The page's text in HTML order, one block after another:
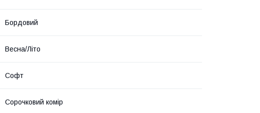
Бордовий
Весна/Літо
Софт
Сорочковий комір